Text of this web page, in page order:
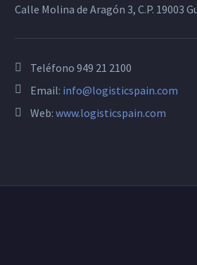
Calle Molina de Aragón 3, C.P. 19003
Teléfono 949 21 2100
Email: info@logisticspain.com
Web: www.logisticspain.com